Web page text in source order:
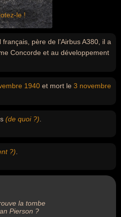
le !
père de l’Airbus A380, il a
Concorde et au développement
1940 et mort le 3 novembre
(de quoi ?)
?)
la tombe
Pierson ?